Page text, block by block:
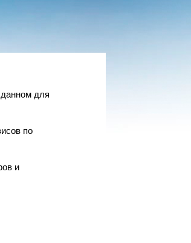
для
по
и